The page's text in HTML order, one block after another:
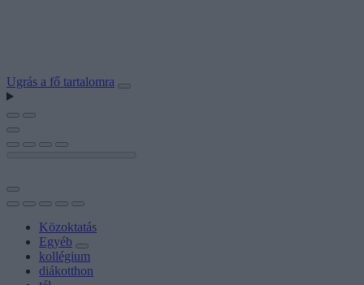
Ugrás a fő tartalomra
Közoktatás
Egyéb
kollégium
diákotthon